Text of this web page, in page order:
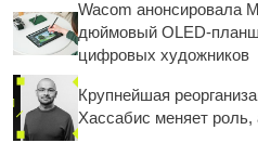
Wacom анонсировала
дюймовый OLED-
цифровых художников
Крупнейшая
Хассабис меняет